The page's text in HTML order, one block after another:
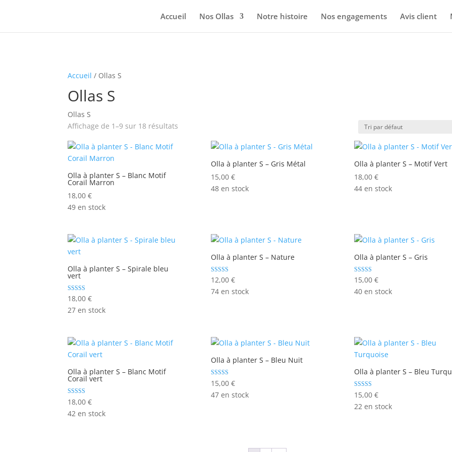
Accueil Nos Ollas Notre histoire Nos engagements Avis client
Accueil / Ollas S
Ollas S
Ollas S
Affichage de 1–9 sur 18 résultats
Olla à planter S – Blanc Motif
Corail Marron
18,00€
49 en stock
Olla à planter S – Gris Métal
15,00 €
48 en stock
Olla à planter S – Motif Vert
18,00 €
44 en stock
Olla à planter S – Spirale bleu
vert
Note
5.00
sur 5
18,00€
27 en stock
Olla à planter S – Nature
Note
4.50
sur 5
12,00 €
74 en stock
Olla à planter S – Gris
Note
5.00
sur 5
15,00 €
40 en stock
Olla à planter S – Blanc Motif
Corail vert
Note
5.00
sur 5
18,00€
42 en stock
Olla à planter S – Bleu Nuit
Note
4.60
sur 5
15,00 €
47 en stock
Olla à planter S – Bleu
Note
5.00
sur 5
15,00 €
22 en stock